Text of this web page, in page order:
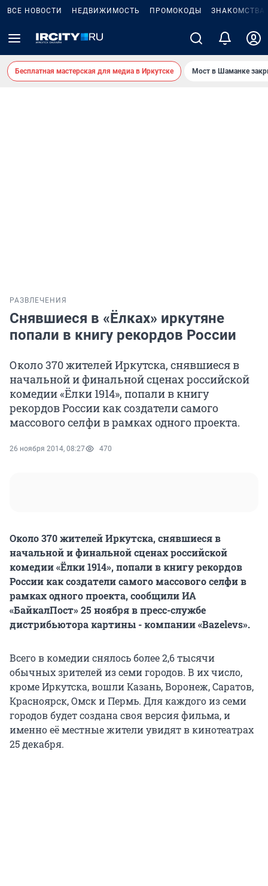
ВСЕ НОВОСТИ НЕДВИЖИМОСТЬ ПРОМОКОДЫ ЗНАКОМСТВА
Бесплатная мастерская для медиа в Иркутске Мост в Шаманке
РАЗВЛЕЧЕНИЯ
Снявшиеся в «Ёлках» иркутяне
попали в книгу рекордов России
Около 370 жителей Иркутска, снявшиеся в
начальной и финальной сценах российской
комедии «Ёлки 1914», попали в книгу
рекордов России как создатели самого
массового селфи в рамках одного проекта.
26 ноября 2014, 08:27 470
Около 370 жителей Иркутска, снявшиеся в
начальной и финальной сценах российской
комедии «Ёлки 1914», попали в книгу рекордов
России как создатели самого массового селфи в
рамках одного проекта, сообщили ИА
«БайкалПост» 25 ноября в пресс-службе
дистрибьютора картины - компании «Bazelevs».
Всего в комедии снялось более 2,6 тысячи
обычных зрителей из семи городов. В их число,
кроме Иркутска, вошли Казань, Воронеж, Саратов,
Красноярск, Омск и Пермь. Для каждого из семи
городов будет создана своя версия фильма, и
именно её местные жители увидят в кинотеатрах
25 декабря.